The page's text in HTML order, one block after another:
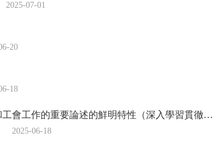
2025-07-01
20
18
會工作的重要論述的鮮明特性（深入學習貫徹…
2025-06-18